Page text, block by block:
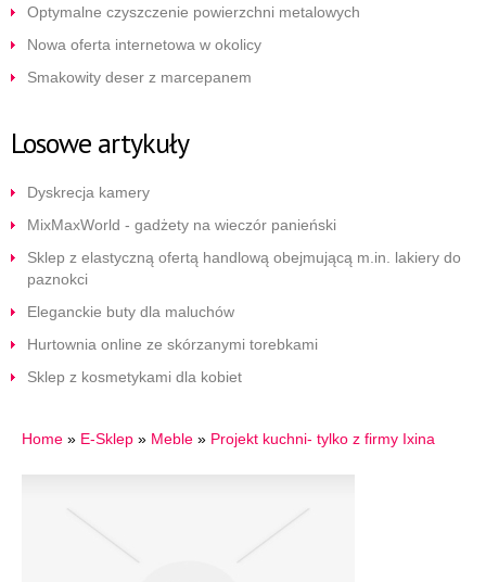
Optymalne czyszczenie powierzchni metalowych
Nowa oferta internetowa w okolicy
Smakowity deser z marcepanem
Losowe artykuły
Dyskrecja kamery
MixMaxWorld - gadżety na wieczór panieński
Sklep z elastyczną ofertą handlową obejmującą m.in. lakiery do
paznokci
Eleganckie buty dla maluchów
Hurtownia online ze skórzanymi torebkami
Sklep z kosmetykami dla kobiet
Home » E-Sklep » Meble » Projekt kuchni- tylko z firmy Ixina